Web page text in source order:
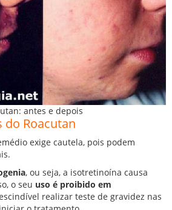
antes e depois
do Roacutan
exige cautela, pois podem
, ou seja, a isotretinoína causa
o seu uso é proibido em
realizar teste de gravidez nas